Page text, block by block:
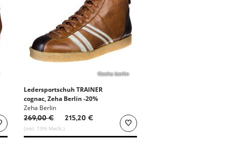
©zeha berlin
Ledersportschuh TRAINER
cognac, Zeha Berlin -20%
Zeha Berlin
269,00 €
215,20 €
(inkl. 19% MwSt.)